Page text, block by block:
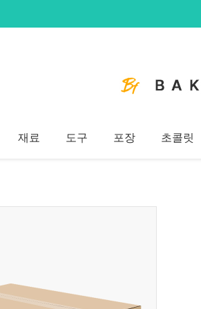
재료 도구 포장 초콜릿